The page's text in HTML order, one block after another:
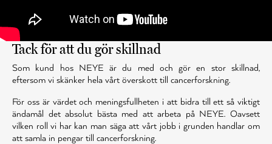
Tack för att du gör skillnad
Som kund hos NEYE är du med och gör en stor skillnad,
eftersom vi skänker hela vårt överskott till cancerforskning.
För oss är värdet och meningsfullheten i att bidra till ett så viktigt
ändamål det absolut bästa med att arbeta på NEYE. Oavsett
vilken roll vi har kan man säga att vårt jobb i grunden handlar om
att samla in pengar till cancerforskning.